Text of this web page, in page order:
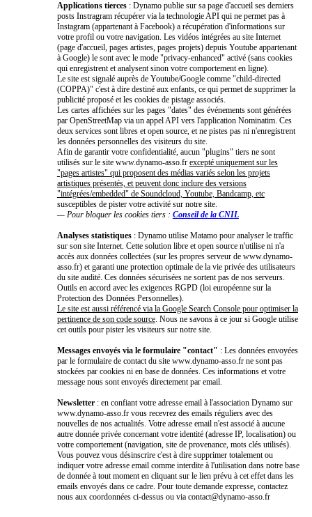
Applications tierces : Dynamo publie sur sa page d'accueil ses derniers
posts Instragram récupérer via la technologie API qui ne permet pas à
Instagram (appartenant à Facebook) a récupération d'informations sur
votre profil ou votre navigation. Les vidéos intégrées au site Internet
(page d'accueil, pages artistes, pages projets) depuis Youtube appartenant
à Google) le sont avec le mode "privacy-enhanced" activé (sans cookies
qui enregistrent et analysent sinon votre comportement en ligne).
Le site est signalé auprès de Youtube/Google comme "child-directed
(COPPA)" c'est à dire destiné aux enfants, ce qui permet de supprimer la
publicité proposé et les cookies de pistage associés.
Les cartes affichées sur les pages "dates" des événements sont générées
par OpenStreetMap via un appel API vers l'application Nominatim. Ces
deux services sont libres et open source, et ne pistes pas ni n'enregistrent
les données personnelles des visiteurs du site.
Afin de garantir votre confidentialité, aucun "plugins" tiers ne sont
utilisés sur le site www.dynamo-asso.fr excepté uniquement sur les
"pages artistes" qui proposent des médias variés selon les projets
artistiques présentés, et peuvent donc inclure des versions
"intégrées/embedded" de Soundcloud, Youtube, Bandcamp, etc
susceptibles de pister votre activité sur notre site.
— Pour bloquer les cookies tiers : Conseil de la CNIL
Analyses statistiques : Dynamo utilise Matamo pour analyser le traffic
sur son site Internet. Cette solution libre et open source n'utilise ni n'a
accès aux données collectées (sur les propres serveur de www.dynamo-
asso.fr) et garanti une protection optimale de la vie privée des utilisateurs
du site audité. Ces données sécurisées ne sortent pas de nos serveurs.
Outils en accord avec les exigences RGPD (loi européenne sur la
Protection des Données Personnelles).
Le site est aussi référencé via la Google Search Console pour optimiser la
pertinence de son code source. Nous ne savons à ce jour si Google utilise
cet outils pour pister les visiteurs sur notre site.
Messages envoyés via le formulaire "contact" : Les données envoyées
par le formulaire de contact du site www.dynamo-asso.fr ne sont pas
stockées par cookies ni en base de données. Ces informations et votre
message nous sont envoyés directement par email.
Newsletter : en confiant votre adresse email à l'association Dynamo sur
www.dynamo-asso.fr vous recevrez des emails réguliers avec des
nouvelles de nos actualités. Votre adresse email n'est associé à aucune
autre donnée privée concernant votre identité (adresse IP, localisation) ou
votre comportement (navigation, site de provenance, mots clés utilisés).
Vous pouvez vous désinscrire c'est à dire supprimer totalement ou
indiquer votre adresse email comme interdite à l'utilisation dans notre base
de donnée à tout moment en cliquant sur le lien prévu à cet effet dans les
emails envoyés dans ce cadre. Pour toute demande expresse, contactez
nous aux coordonnées ci-dessus ou via contact@dynamo-asso.fr